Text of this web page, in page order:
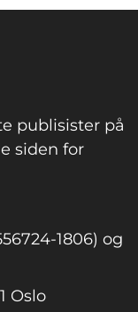
publisister på
siden for
1806) og
Oslo